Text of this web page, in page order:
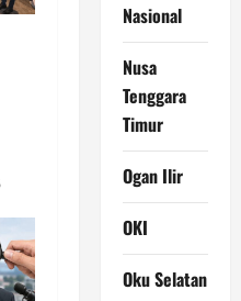
Nasional
Nusa
Tenggara
Timur
Ogan Ilir
OKI
Oku Selatan